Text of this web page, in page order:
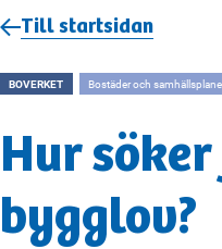
Till startsidan
BOVERKET Bostäder och
Hur
bygglov?